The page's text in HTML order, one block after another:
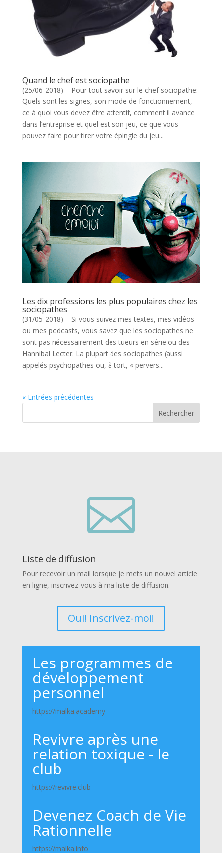
Quand le chef est sociopathe
(25/06-2018) – Pour tout savoir sur le chef sociopathe:
Quels sont les signes, son mode de fonctionnement,
ce à quoi vous devez être attentif, comment il avance
dans l’entreprise et quel est son jeu, ce que vous
pouvez faire pour tirer votre épingle du jeu...
Les dix professions les plus populaires chez les
sociopathes
(31/05-2018) – Si vous suivez mes textes, mes vidéos
ou mes podcasts, vous savez que les sociopathes ne
sont pas nécessairement des tueurs en série ou des
Hannibal Lecter. La plupart des sociopathes (aussi
appelés psychopathes ou, à tort, « pervers...
« Entrées précédentes
Rechercher

Liste de diffusion
Pour recevoir un mail lorsque je mets un nouvel article
en ligne, inscrivez-vous à ma liste de diffusion.
Oui! Inscrivez-moi!
Les programmes de
développement
personnel
https://malka.academy
Revivre après une
relation toxique - le
club
https://revivre.club
Devenez Coach de Vie
Rationnelle
https://malka.info